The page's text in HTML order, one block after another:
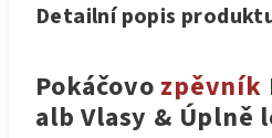
Detailní popis
Pokáčovo zpěvník
alb Vlasy & Úplně